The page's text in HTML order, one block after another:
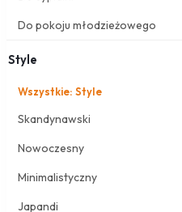
Do pokoju młodzieżowego
Style
Wszystkie: Style
Skandynawski
Nowoczesny
Minimalistyczny
Japandi